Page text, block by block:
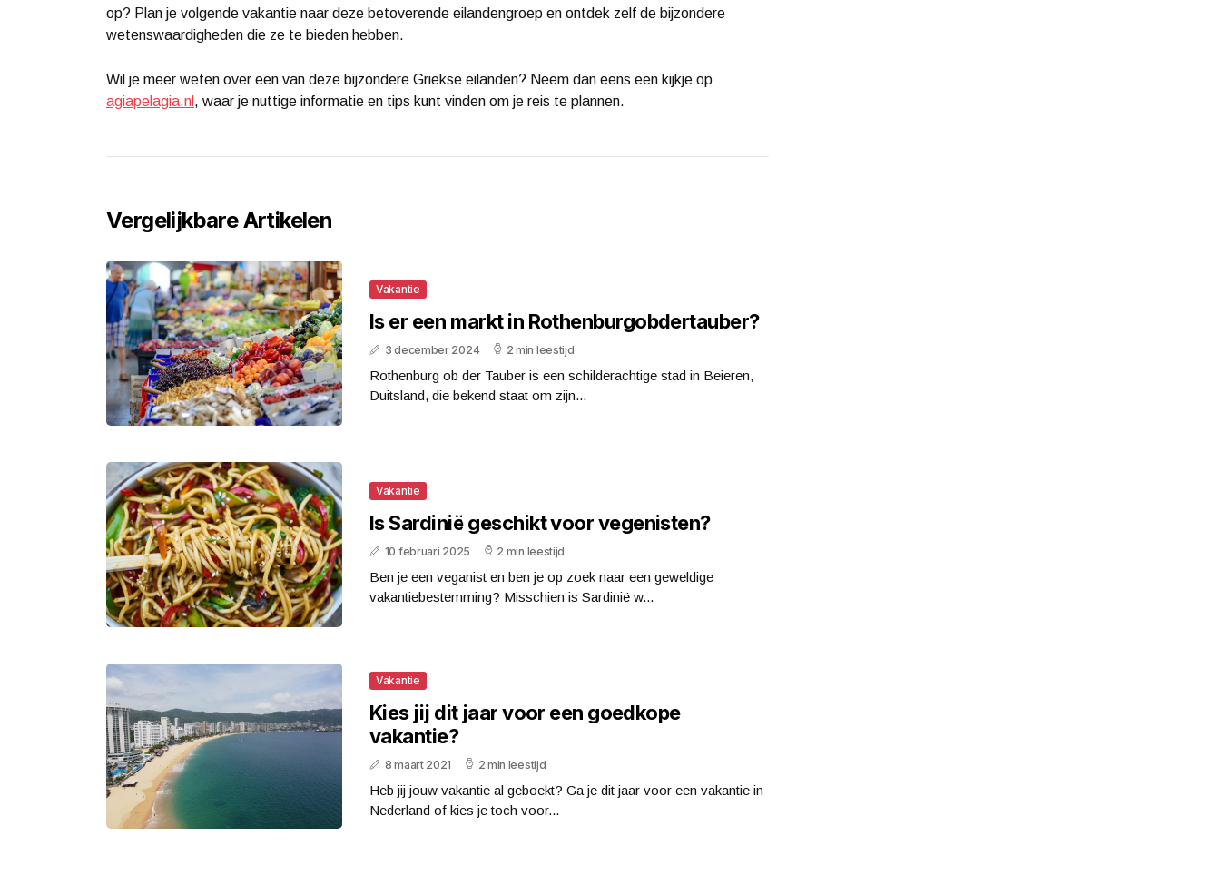
op? Plan je volgende vakantie naar deze betoverende eilandengroep en ontdek zelf de bijzondere
wetenswaardigheden die ze te bieden hebben.
Wil je meer weten over een van deze bijzondere Griekse eilanden? Neem dan eens een kijkje op
agiapelagia.nl , waar je nuttige informatie en tips kunt vinden om je reis te plannen.
Vergelijkbare Artikelen
Vakantie
Is er een markt in Rothenburgobdertauber?
3 december 2024 2 min leestijd
Rothenburg ob der Tauber is een schilderachtige stad in Beieren,
Duitsland, die bekend staat om zijn...
Vakantie
Is Sardinië geschikt voor vegenisten?
10 februari 2025 2 min leestijd
Ben je een veganist en ben je op zoek naar een geweldige
vakantiebestemming? Misschien is Sardinië w...
Vakantie
Kies jij dit jaar voor een goedkope
vakantie?
8 maart 2021 2 min leestijd
Heb jij jouw vakantie al geboekt? Ga je dit jaar voor een vakantie in
Nederland of kies je toch voor...